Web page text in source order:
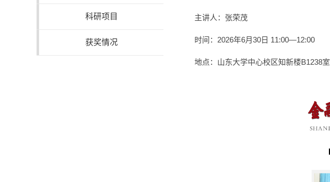
科研项目
获奖情况
主讲人： 张荣茂
时间：2026年6月30日 11:00—12:00
地点：山东大学中心校区知新楼B1238室